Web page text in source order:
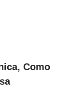
Como